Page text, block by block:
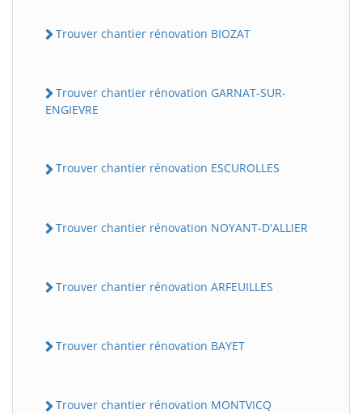
Trouver chantier rénovation BIOZAT
Trouver chantier rénovation GARNAT-SUR-
ENGIEVRE
Trouver chantier rénovation ESCUROLLES
Trouver chantier rénovation NOYANT-D'ALLIER
Trouver chantier rénovation ARFEUILLES
Trouver chantier rénovation BAYET
Trouver chantier rénovation MONTVICQ